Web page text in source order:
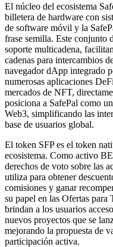
El núcleo del ecosistema
billetera de hardware con
de software móvil y la
frase semilla. Este conjunto
soporte multicadena,
cadenas para intercambios
navegador dApp integrado
numerosas aplicaciones
mercados de NFT,
posiciona a SafePal como
Web3, simplificando las
base de usuarios global.
El token SFP es el token
ecosistema. Como activo
derechos de voto sobre las
utiliza para obtener
comisiones y ganar
su papel en las Ofertas
brindan a los usuarios
nuevos proyectos que se
mejorando la propuesta de
participación activa.